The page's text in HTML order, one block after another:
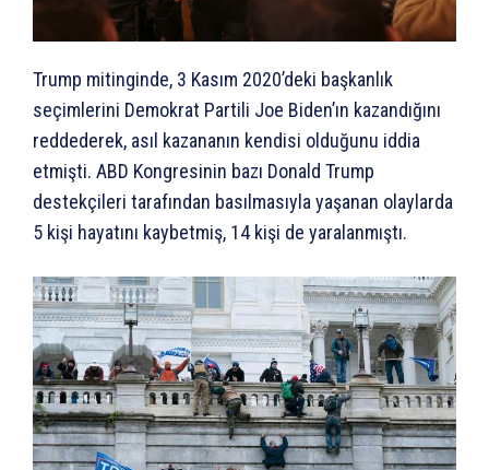
Trump mitinginde, 3 Kasım 2020’deki başkanlık
seçimlerini Demokrat Partili Joe Biden’ın kazandığını
reddederek, asıl kazananın kendisi olduğunu iddia
etmişti. ABD Kongresinin bazı Donald Trump
destekçileri tarafından basılmasıyla yaşanan olaylarda
5 kişi hayatını kaybetmiş, 14 kişi de yaralanmıştı.